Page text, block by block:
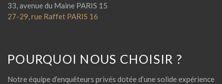
33, avenue du Maine PARIS 15
27-29, rue Raffet PARIS 16
POURQUOI NOUS CHOISIR ?
Notre équipe d’enquêteurs privés dotée d’une solide expérience